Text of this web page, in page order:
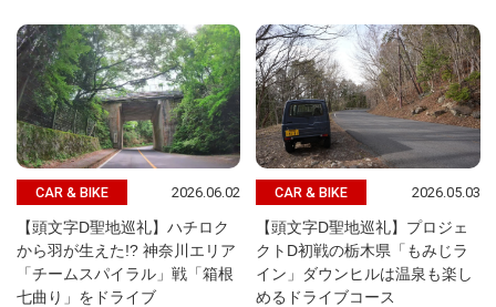
CAR & BIKE 2026.06.02
【頭文字D聖地巡礼】ハチロク
から羽が生えた!? 神奈川エリア
「チームスパイラル」戦「箱根
七曲り」をドライブ
CAR & BIKE 2026.05.03
【頭文字D聖地巡礼】プロジェ
クトD初戦の栃木県「もみじラ
イン」ダウンヒルは温泉も楽し
めるドライブコース